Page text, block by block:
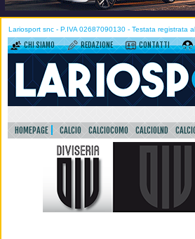
Lariosport snc - P.IVA 02687090130 - Testata registrata
CHI SIAMO REDAZIONE CONTATTI
HOMEPAGE CALCIO CALCIOCOMO CALCIOLND